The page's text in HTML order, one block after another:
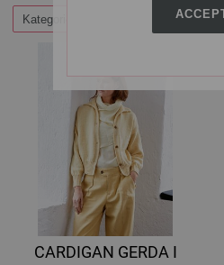
Kategorier Filtrera efter
CARDIGAN GERDA I